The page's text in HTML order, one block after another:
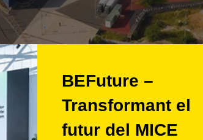
BEFuture –
Transformant el
futur del MICE